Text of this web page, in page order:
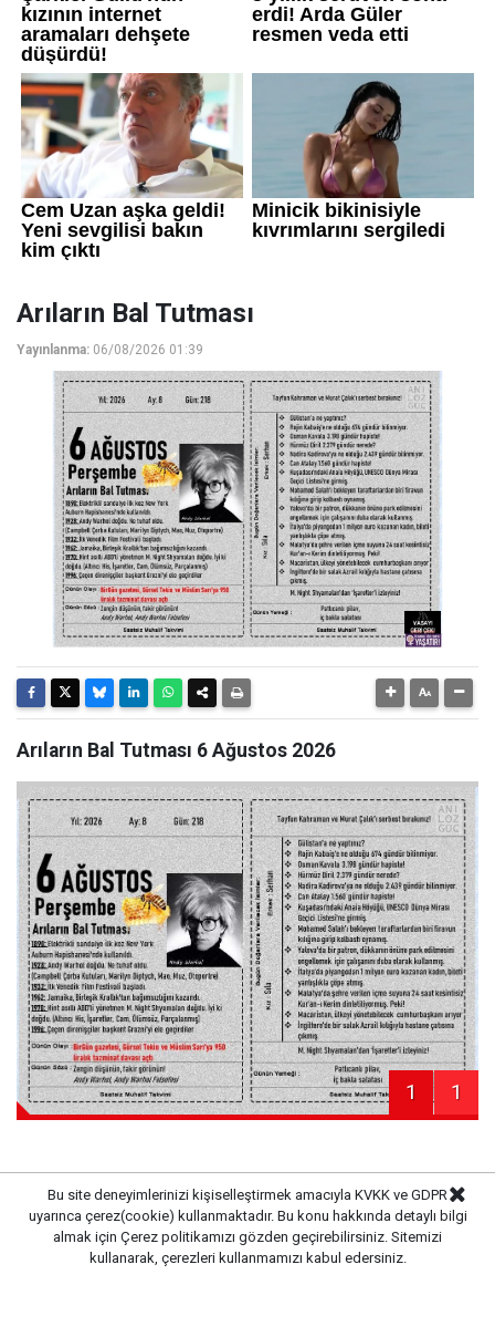
Arıların Bal Tutması
Yayınlanma: 06/08/2026 01:39
Arıların Bal Tutması 6 Ağustos 2026
1 1
Kaynak: Haber Merkezi
Bu site deneyimlerinizi kişiselleştirmek amacıyla KVKK ve GDPR
uyarınca çerez(cookie) kullanmaktadır. Bu konu hakkında detaylı bilgi
almak için Çerez politikamızı gözden geçirebilirsiniz. Sitemizi
kullanarak, çerezleri kullanmamızı kabul edersiniz.